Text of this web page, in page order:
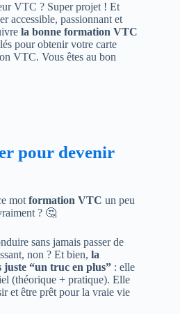
VTC ? Super projet ! Et
accessible, passionnant et
la bonne formation VTC
pour obtenir votre carte
VTC. Vous êtes au bon
pour devenir
mot formation VTC un peu
? 🤔
sans jamais passer de
non ? Et bien, la
juste “un truc en plus” : elle
(théorique + pratique). Elle
et être prêt pour la vraie vie